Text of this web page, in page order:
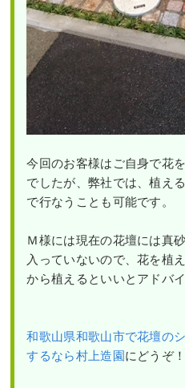
今回のお客様はご自身で花
でしたが、弊社では、植え
で行なうことも可能です。
Ｍ様には現在の花壇には真
入っていないので、花を植
から植えるといいとアドバ
和歌山県和歌山市で花壇の
するなら村上造園にどうぞ！